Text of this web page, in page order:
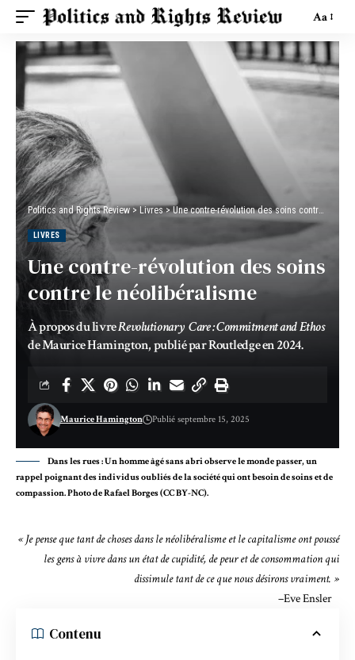
Aa
Politics and Rights Review> Livres>Une contre-révolution des soins contre le néolibéralisme
LIVRES
Une contre-révolution des soins
contre le néolibéralisme
À propos du livreRevolutionary Care : Commitment and Ethos
de Maurice Hamington, publié par Routledge en 2024.
Maurice Hamington Publié septembre 15, 2025
Dans les rues : Un homme âgé sans abri observe le monde passer, un
rappel poignant des individus oubliés de la société qui ont besoin de soins et de
compassion. Photo de Rafael Borges (CC BY-NC).
« Je pense que tant de choses dans le néolibéralisme et le capitalisme ont poussé
les gens à vivre dans un état de cupidité, de peur et de consommation qui
dissimule tant de ce que nous désirons vraiment. »
–Eve Ensler
Contenu